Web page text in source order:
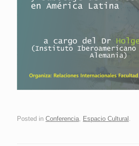
Posted in Conferencia Espacio Cultural